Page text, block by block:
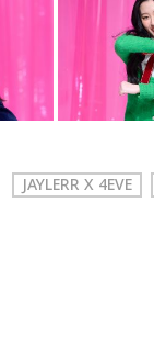
JAYLERR X 4EVE